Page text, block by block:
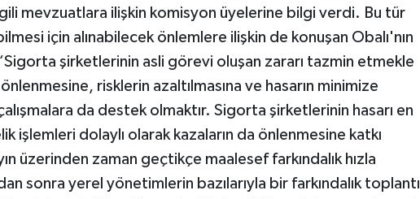
mevzuatlara ilişkin komisyon üyelerine bilgi verdi. Bu tür
için alınabilecek önlemlere ilişkin de konuşan Obalı'nın
şirketlerinin asli görevi oluşan zararı tazmin etmekle
risklerin azaltılmasına ve hasarın minimize
da destek olmaktır. Sigorta şirketlerinin hasarı en
işlemleri dolaylı olarak kazaların da önlenmesine katkı
üzerinden zaman geçtikçe maalesef farkındalık hızla
sonra yerel yönetimlerin bazılarıyla bir farkındalık toplantı